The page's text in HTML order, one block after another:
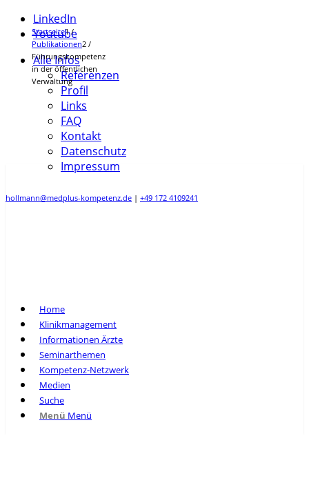
LinkedIn
Youtube
Alle Infos
Referenzen
Profil
Links
FAQ
Kontakt
Datenschutz
Impressum
hollmann@medplus-kompetenz.de | +49 172 4109241
Home
Klinikmanagement
Informationen Ärzte
Seminarthemen
Kompetenz-Netzwerk
Medien
Suche
Menü Menü
Startseite1 /
Publikationen2 /
Führungskompetenz
in der öffentlichen
Verwaltung